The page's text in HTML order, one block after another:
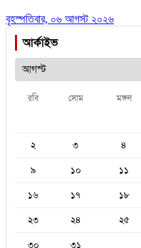
বৃহস্পতিবার, ০৬ আগস্ট ২০২৬
আর্কাইভ
রবি সোম মঙ্গল
২
৩ ৪
৯
১০ ১১
১৬
১৭ ১৮
২৩
২৪ ২৫
৩০
৩১